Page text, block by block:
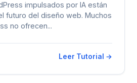
impulsados ​​por IA están
futuro del diseño web. Muchos
no ofrecen...
Leer Tutorial →